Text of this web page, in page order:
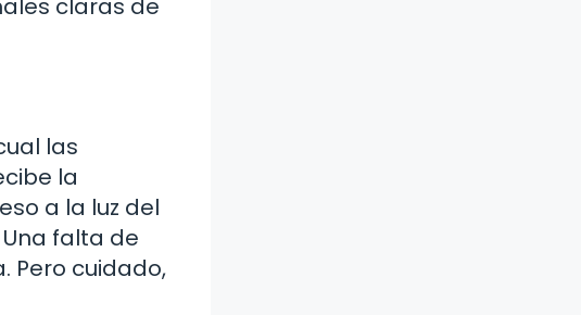
claras de
las
la
a la luz del
falta de
Pero cuidado,